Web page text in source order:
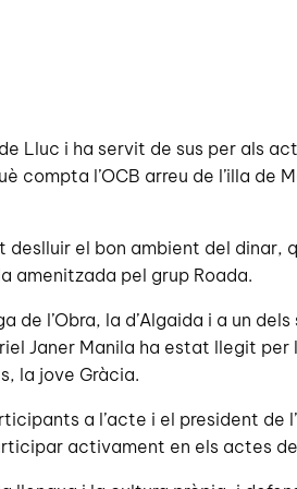
Lluc i ha servit de sus per als
l’OCB arreu de l’illa
el bon ambient del dinar,
amenitzada pel grup Roada.
l’Obra, la d’Algaida i a un
Janer Manila ha estat llegit per
la jove Gràcia.
a l’acte i el president de
activament en els actes